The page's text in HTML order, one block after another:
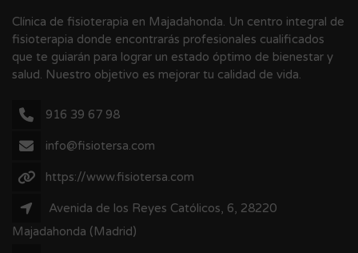
Clínica de fisioterapia en Majadahonda. Un centro integral de
fisioterapia donde encontrarás profesionales cualificados
que te guiarán para lograr un estado óptimo de bienestar y
salud. Nuestro objetivo es mejorar tu calidad de vida.
916 39 67 98
info@fisiotersa.com
https://www.fisiotersa.com
Avenida de los Reyes Católicos, 6, 28220
Majadahonda (Madrid)